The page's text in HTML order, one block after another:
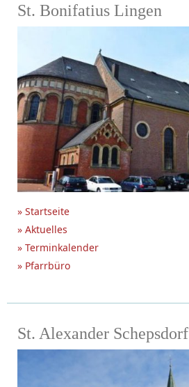
St. Bonifatius Lingen
» Startseite
» Aktuelles
» Terminkalender
» Pfarrbüro
St. Alexander Schepsdorf